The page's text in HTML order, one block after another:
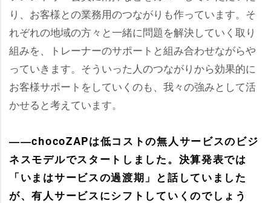
り、お客様との業務用のつながりも作っています。そ
れぞれの地域の方々と一緒に問題を解決していく取り
組みを、トレーナーのサポートと組み合わせながら
っていきます。そういった人のつながりから効果的に
お客様サポートをしていくのも、我々の強みとして活
かせると考えています。
――chocoZAPは低コストの無人サービスのビジ
ネスモデルでスタートしました。決算発表では
「いまはサービスの過渡期」と話していました
が、有人サービスにシフトしていくのでしょう